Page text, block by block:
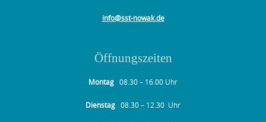
info@sst-nowak.de
Öffnungszeiten
Montag 08.30 – 16.00 Uhr
Dienstag 08.30 – 12.30 Uhr